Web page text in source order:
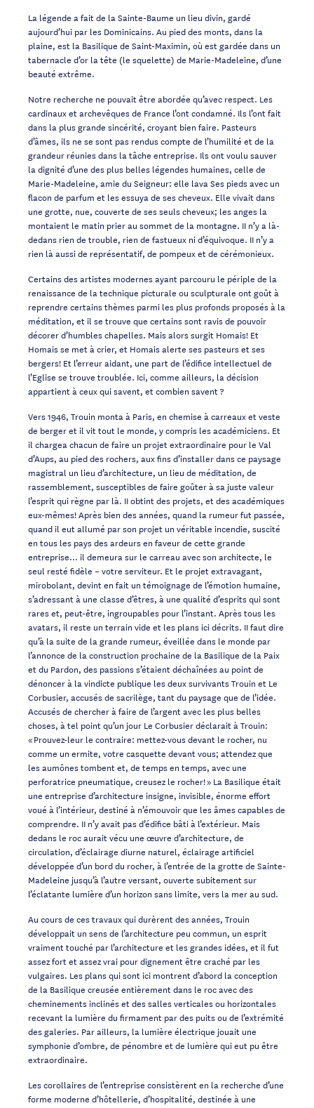
La légende a fait de la Sainte-Baume un lieu divin, gardé
aujourd’hui par les Dominicains. Au pied des monts, dans la
plaine, est la Basilique de Saint-Maximin, où est gardée dans un
tabernacle d’or la tête (le squelette) de Marie-Madeleine, d’une
beauté extrême.
Notre recherche ne pouvait être abordée qu’avec respect. Les
cardinaux et archevêques de France l’ont condamné. Ils l’ont fait
dans la plus grande sincérité, croyant bien faire. Pasteurs
d’âmes, ils ne se sont pas rendus compte de l’humilité et de la
grandeur réunies dans la tâche entreprise. Ils ont voulu sauver
la dignité d’une des plus belles légendes humaines, celle de
Marie-Madeleine, amie du Seigneur: elle lava Ses pieds avec un
flacon de parfum et les essuya de ses cheveux. Elle vivait dans
une grotte, nue, couverte de ses seuls cheveux; les anges la
montaient le matin prier au sommet de la montagne. II n’y a là-
dedans rien de trouble, rien de fastueux ni d’équivoque. II n’y a
rien là aussi de représentatif, de pompeux et de cérémonieux.
Certains des artistes modernes ayant parcouru le périple de la
renaissance de la technique picturale ou sculpturale ont goût à
reprendre certains thèmes parmi les plus profonds proposés à la
méditation, et il se trouve que certains sont ravis de pouvoir
décorer d’humbles chapelles. Mais alors surgit Homais! Et
Homais se met à crier, et Homais alerte ses pasteurs et ses
bergers! Et l’erreur aidant, une part de l’édifice intellectuel de
l’Eglise se trouve troublée. Ici, comme ailleurs, la décision
appartient à ceux qui savent, et combien savent ?
Vers 1946, Trouin monta à Paris, en chemise à carreaux et veste
de berger et il vit tout le monde, y compris les académiciens. Et
il chargea chacun de faire un projet extraordinaire pour le Val
d’Aups, au pied des rochers, aux fins d’installer dans ce paysage
magistral un lieu d’architecture, un lieu de méditation, de
rassemblement, susceptibles de faire goûter à sa juste valeur
l’esprit qui règne par là. II obtint des projets, et des académiques
eux-mêmes! Après bien des années, quand la rumeur fut passée,
quand il eut allumé par son projet un véritable incendie, suscité
en tous les pays des ardeurs en faveur de cette grande
entreprise… il demeura sur le carreau avec son architecte, le
seul resté fidèle – votre serviteur. Et le projet extravagant,
mirobolant, devint en fait un témoignage de l’émotion humaine,
s’adressant à une classe d’êtres, à une qualité d’esprits qui sont
rares et, peut-être, ingroupables pour l’instant. Après tous les
avatars, il reste un terrain vide et les plans ici décrits. II faut dire
qu’à la suite de la grande rumeur, éveillée dans le monde par
l’annonce de la construction prochaine de la Basilique de la Paix
et du Pardon, des passions s’étaient déchaînées au point de
dénoncer à la vindicte publique les deux survivants Trouin et Le
Corbusier, accusés de sacrilège, tant du paysage que de l’idée.
Accusés de chercher à faire de l’argent avec les plus belles
choses, à tel point qu’un jour Le Corbusier déclarait à Trouin:
« Prouvez-leur le contraire: mettez-vous devant le rocher, nu
comme un ermite, votre casquette devant vous; attendez que
les aumônes tombent et, de temps en temps, avec une
perforatrice pneumatique, creusez le rocher! » La Basilique était
une entreprise d’architecture insigne, invisible, énorme effort
voué à l’intérieur, destiné à n’émouvoir que les âmes capables de
comprendre. II n’y avait pas d’édifice bâti à l’extérieur. Mais
dedans le roc aurait vécu une œuvre d’architecture, de
circulation, d’éclairage diurne naturel, éclairage artificiel
développée d’un bord du rocher, à l’entrée de la grotte de Sainte-
Madeleine jusqu’à l’autre versant, ouverte subitement sur
l’éclatante lumière d’un horizon sans limite, vers la mer au sud.
Au cours de ces travaux qui durèrent des années, Trouin
développait un sens de l’architecture peu commun, un esprit
vraiment touché par l’architecture et les grandes idées, et il fut
assez fort et assez vrai pour dignement être craché par les
vulgaires. Les plans qui sont ici montrent d’abord la conception
de la Basilique creusée entièrement dans le roc avec des
cheminements inclinés et des salles verticales ou horizontales
recevant la lumière du firmament par des puits ou de l’extrémité
des galeries. Par ailleurs, la lumière électrique jouait une
symphonie d’ombre, de pénombre et de lumière qui eut pu être
extraordinaire.
Les corollaires de l’entreprise consistèrent en la recherche d’une
forme moderne d’hôtellerie, d’hospitalité, destinée à une